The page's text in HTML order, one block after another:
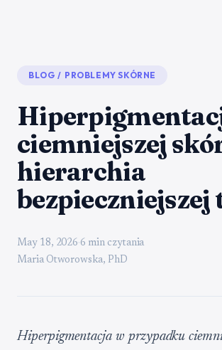
BLOG / PROBLEMY SKÓRNE
ciemniejszej
hierarchia
bezpieczniejszej
May 18, 2026·6 min czytania
Maria Otworowska, PhD
Hiperpigmentacja w przypadku